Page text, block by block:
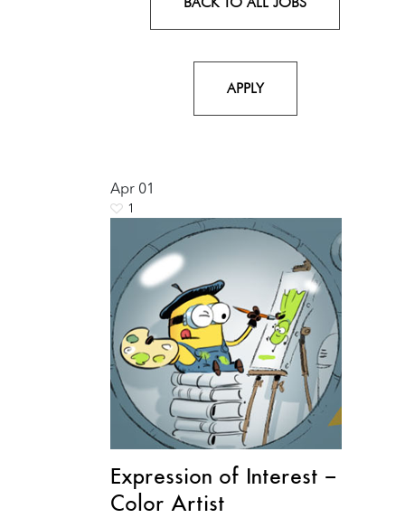
APPLY
Apr 01
1
Expression of Interest –
Color Artist